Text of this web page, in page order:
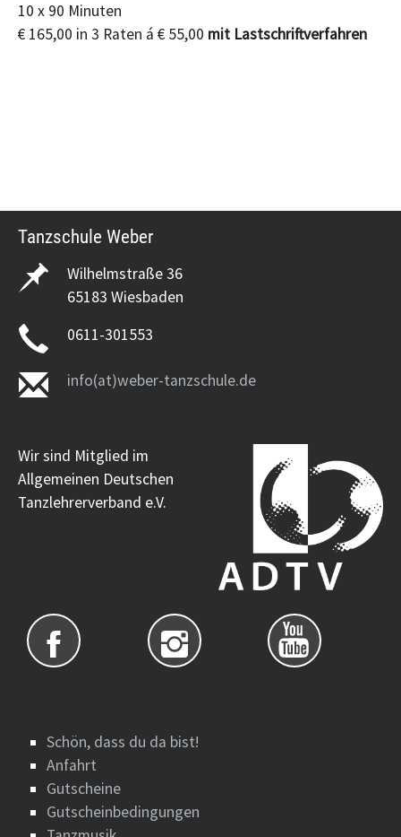
10 x 90 Minuten
€ 165,00 in 3 Raten á € 55,00 mit Lastschriftverfahren
Tanzschule Weber
Wilhelmstraße 36
65183 Wiesbaden
0611-301553
info(at)weber-tanzschule.de
Wir sind Mitglied im
Allgemeinen Deutschen
Tanzlehrerverband e.V.
Schön, dass du da bist!
Anfahrt
Gutscheine
Gutscheinbedingungen